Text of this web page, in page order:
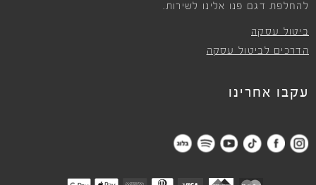
להחלפת דגם פנו אלינו לשירות.
ביטול עסקה
הדרכים לביטול עסקה
עקבו אחרינו